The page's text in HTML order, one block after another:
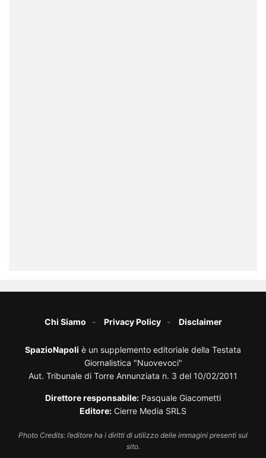
Chi Siamo Privacy Policy Disclaimer
SpazioNapoli è un supplemento editoriale della Testata
Giornalistica "Nuovevoci"
Aut. Tribunale di Torre Annunziata n. 3 del 10/02/2011
Direttore responsabile: Pasquale Giacometti
Editore: Cierre Media SRLS
Photo Credits: l’editore ha i diritti di utilizzo delle immagini presenti sul
sito.